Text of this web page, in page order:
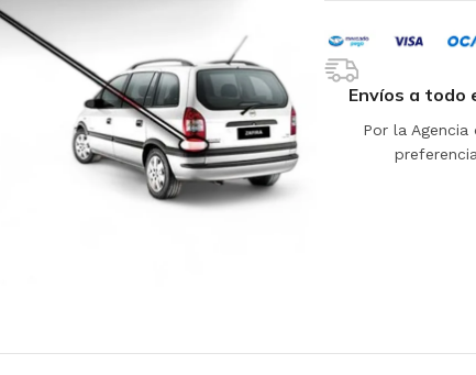
Envíos a todo
Por la Agencia